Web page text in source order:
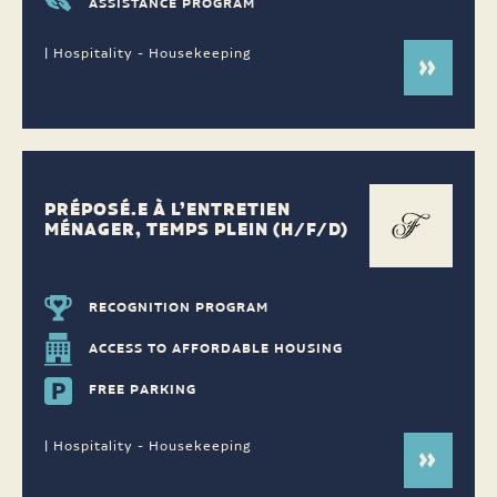
| Hospitality - Housekeeping
PRÉPOSÉ.E À L’ENTRETIEN
MÉNAGER, TEMPS PLEIN (H/F/D)
RECOGNITION PROGRAM
ACCESS TO AFFORDABLE HOUSING
FREE PARKING
| Hospitality - Housekeeping